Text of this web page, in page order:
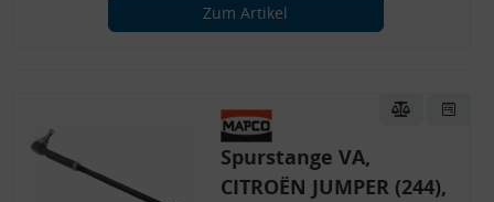
Zum Artikel
Spurstange VA,
CITROËN JUMPER (244),